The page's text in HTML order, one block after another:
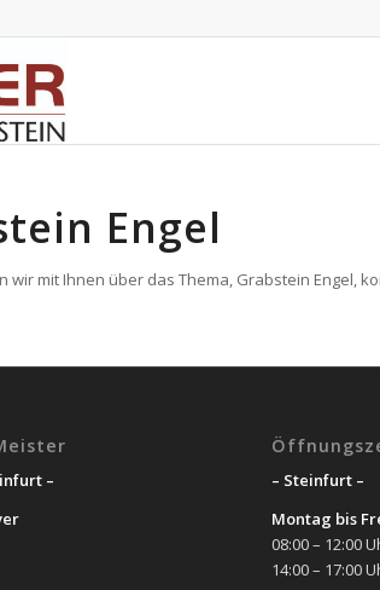
Engel
wir mit Ihnen über das Thema, Grabstein Engel,
–
– Steinfurt –
Montag bis
08:00 – 12:00
14:00 – 17:00